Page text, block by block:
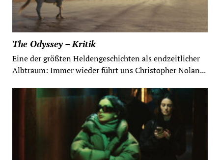
The Odyssey – Kritik
Eine der größten Heldengeschichten als endzeitlicher
Albtraum: Immer wieder führt uns Christopher Nolan...